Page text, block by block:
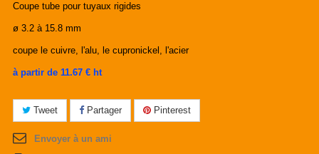
Coupe tube pour tuyaux rigides
ø 3.2 à 15.8 mm
coupe le cuivre, l'alu, le cupronickel, l'acier
à partir de 11.67 € ht
Tweet Partager Pinterest
Envoyer à un ami